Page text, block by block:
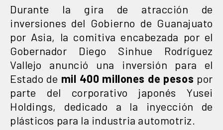
Durante la gira de atracción de
inversiones del Gobierno de Guanajuato
por Asia, la comitiva encabezada por el
Gobernador Diego Sinhue Rodríguez
Vallejo anunció una inversión para el
Estado de mil 400 millones de pesos por
parte del corporativo japonés Yusei
Holdings, dedicado a la inyección de
plásticos para la industria automotriz.